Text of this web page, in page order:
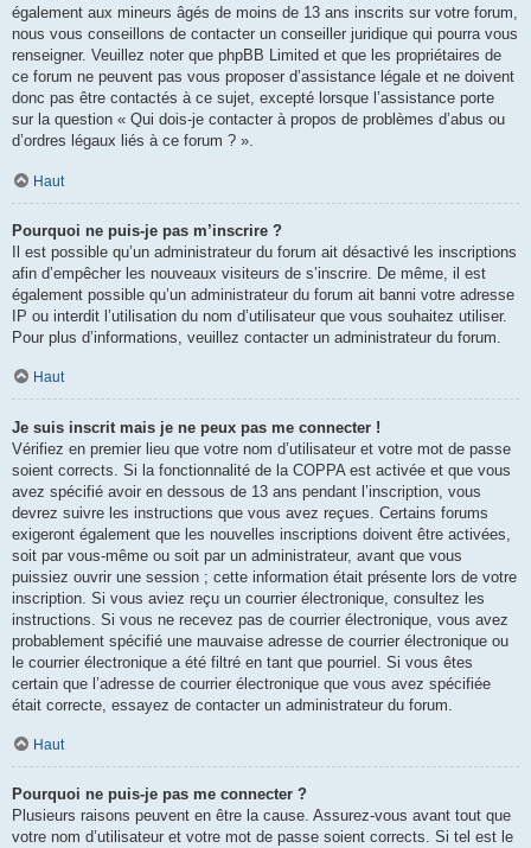
également aux mineurs âgés de moins de 13 ans inscrits sur votre forum,
nous vous conseillons de contacter un conseiller juridique qui pourra vous
renseigner. Veuillez noter que phpBB Limited et que les propriétaires de
ce forum ne peuvent pas vous proposer d’assistance légale et ne doivent
donc pas être contactés à ce sujet, excepté lorsque l’assistance porte
sur la question « Qui dois-je contacter à propos de problèmes d’abus ou
d’ordres légaux liés à ce forum ? ».
Haut
Pourquoi ne puis-je pas m’inscrire ?
Il est possible qu’un administrateur du forum ait désactivé les inscriptions
afin d’empêcher les nouveaux visiteurs de s’inscrire. De même, il est
également possible qu’un administrateur du forum ait banni votre adresse
IP ou interdit l’utilisation du nom d’utilisateur que vous souhaitez utiliser.
Pour plus d’informations, veuillez contacter un administrateur du forum.
Haut
Je suis inscrit mais je ne peux pas me connecter !
Vérifiez en premier lieu que votre nom d’utilisateur et votre mot de passe
soient corrects. Si la fonctionnalité de la COPPA est activée et que vous
avez spécifié avoir en dessous de 13 ans pendant l’inscription, vous
devrez suivre les instructions que vous avez reçues. Certains forums
exigeront également que les nouvelles inscriptions doivent être activées,
soit par vous-même ou soit par un administrateur, avant que vous
puissiez ouvrir une session ; cette information était présente lors de votre
inscription. Si vous aviez reçu un courrier électronique, consultez les
instructions. Si vous ne recevez pas de courrier électronique, vous avez
probablement spécifié une mauvaise adresse de courrier électronique ou
le courrier électronique a été filtré en tant que pourriel. Si vous êtes
certain que l’adresse de courrier électronique que vous avez spécifiée
était correcte, essayez de contacter un administrateur du forum.
Haut
Pourquoi ne puis-je pas me connecter ?
Plusieurs raisons peuvent en être la cause. Assurez-vous avant tout que
votre nom d’utilisateur et votre mot de passe soient corrects. Si tel est le